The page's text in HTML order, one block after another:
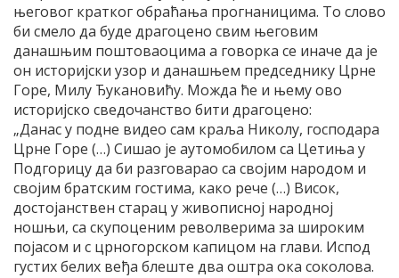
његовог кратког обраћања прогнаницима. То слово
би смело да буде драгоцено свим његовим
данашњим поштоваоцима а говорка се иначе да је
он историјски узор и данашњем председнику Црне
Горе, Милу Ђукановићу. Можда ће и њему ово
историјско сведочанство бити драгоцено:
„Данас у подне видео сам краља Николу, господара
Црне Горе (…) Сишао је аутомобилом са Цетиња у
Подгорицу да би разговарао са својим народом и
својим братским гостима, како рече (…) Висок,
достојанствен старац у живописној народној
ношњи, са скупоценим револверима за широким
појасом и с црногорском капицом на глави. Испод
густих белих веђа блеште два оштра ока соколова.